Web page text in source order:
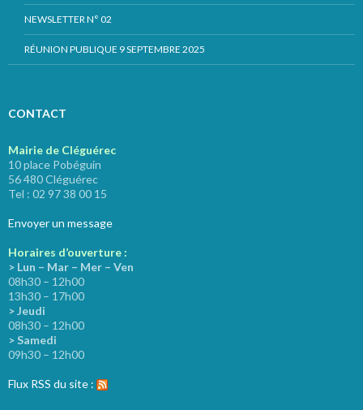
NEWSLETTER N° 02
RÉUNION PUBLIQUE 9 SEPTEMBRE 2025
CONTACT
Mairie de Cléguérec
10 place Pobéguin
56 480 Cléguérec
Tel : 02 97 38 00 15
Envoyer un message
Horaires d’ouverture :
> Lun – Mar – Mer – Ven
08h30 – 12h00
13h30 – 17h00
> Jeudi
08h30 – 12h00
> Samedi
09h30 – 12h00
Flux RSS du site :